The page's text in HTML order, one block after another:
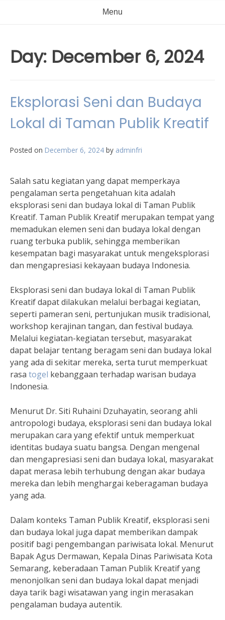
Menu
Day: December 6, 2024
Eksplorasi Seni dan Budaya
Lokal di Taman Publik Kreatif
Posted on December 6, 2024 by adminfri
Salah satu kegiatan yang dapat memperkaya
pengalaman serta pengetahuan kita adalah
eksplorasi seni dan budaya lokal di Taman Publik
Kreatif. Taman Publik Kreatif merupakan tempat yang
memadukan elemen seni dan budaya lokal dengan
ruang terbuka publik, sehingga memberikan
kesempatan bagi masyarakat untuk mengeksplorasi
dan mengapresiasi kekayaan budaya Indonesia.
Eksplorasi seni dan budaya lokal di Taman Publik
Kreatif dapat dilakukan melalui berbagai kegiatan,
seperti pameran seni, pertunjukan musik tradisional,
workshop kerajinan tangan, dan festival budaya.
Melalui kegiatan-kegiatan tersebut, masyarakat
dapat belajar tentang beragam seni dan budaya lokal
yang ada di sekitar mereka, serta turut memperkuat
rasa togel kebanggaan terhadap warisan budaya
Indonesia.
Menurut Dr. Siti Ruhaini Dzuhayatin, seorang ahli
antropologi budaya, eksplorasi seni dan budaya lokal
merupakan cara yang efektif untuk memperkuat
identitas budaya suatu bangsa. Dengan mengenal
dan mengapresiasi seni dan budaya lokal, masyarakat
dapat merasa lebih terhubung dengan akar budaya
mereka dan lebih menghargai keberagaman budaya
yang ada.
Dalam konteks Taman Publik Kreatif, eksplorasi seni
dan budaya lokal juga dapat memberikan dampak
positif bagi pengembangan pariwisata lokal. Menurut
Bapak Agus Dermawan, Kepala Dinas Pariwisata Kota
Semarang, keberadaan Taman Publik Kreatif yang
menonjolkan seni dan budaya lokal dapat menjadi
daya tarik bagi wisatawan yang ingin merasakan
pengalaman budaya autentik.